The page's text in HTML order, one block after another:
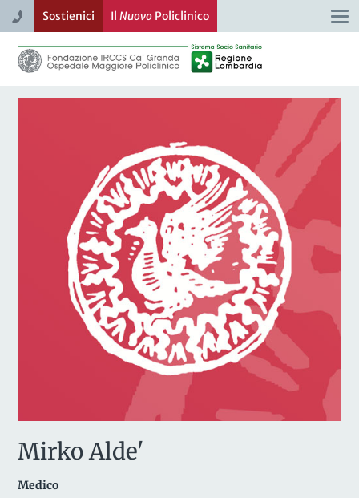
Sostienici Il NuovoPoliclinico
Mirko Alde'
Medico